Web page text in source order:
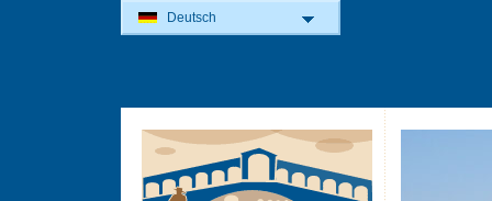
Deutsch